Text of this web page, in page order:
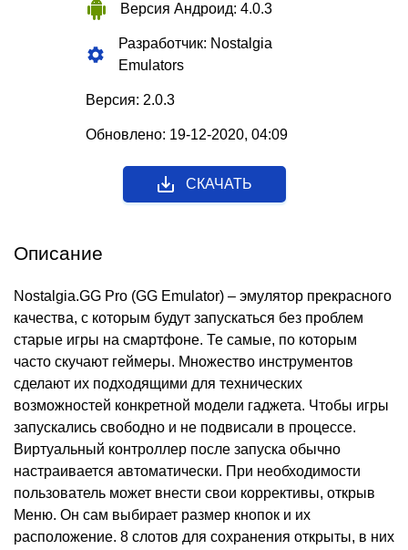
Версия Андроид: 4.0.3
Разработчик: Nostalgia
Emulators
Версия: 2.0.3
Обновлено: 19-12-2020, 04:09
СКАЧАТЬ
Описание
Nostalgia.GG Pro (GG Emulator) – эмулятор прекрасного
качества, с которым будут запускаться без проблем
старые игры на смартфоне. Те самые, по которым
часто скучают геймеры. Множество инструментов
сделают их подходящими для технических
возможностей конкретной модели гаджета. Чтобы игры
запускались свободно и не подвисали в процессе.
Виртуальный контроллер после запуска обычно
настраивается автоматически. При необходимости
пользователь может внести свои коррективы, открыв
Меню. Он сам выбирает размер кнопок и их
расположение. 8 слотов для сохранения открыты, в них